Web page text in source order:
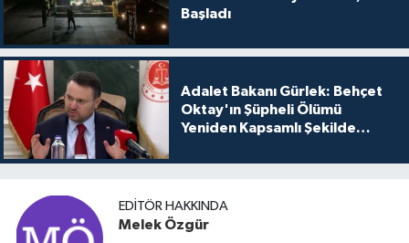
Başladı
Adalet Bakanı Gürlek: Behçet
Oktay'ın Şüpheli Ölümü
Yeniden Kapsamlı Şekilde
EDITÖR HAKKINDA
Melek Özgür